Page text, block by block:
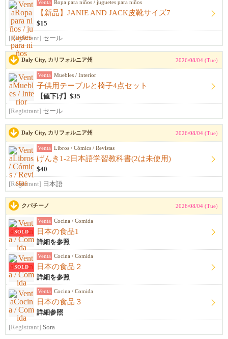
Venta Ropa para niños / juguetes para niños
【新品】JANIE AND JACK皮靴サイズ7
$15
[Registrant] セール
Daly City, カリフォルニア州 2026/08/04 (Tue)
Venta Muebles / Interior
子供用テーブルと椅子4点セット
【値下げ】$35
[Registrant] セール
Daly City, カリフォルニア州 2026/08/04 (Tue)
Venta Libros / Cómics / Revistas
げんき1-2日本語学習教科書(2は未使用)
$40
[Registrant] 日本語
クパチーノ 2026/08/04 (Tue)
SOLD
Venta Cocina / Comida
日本の食品1
詳細を参照
SOLD
Venta Cocina / Comida
日本の食品２
詳細を参照
Venta Cocina / Comida
日本の食品３
詳細参照
[Registrant] Sora